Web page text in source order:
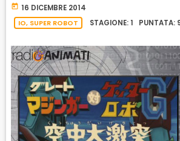
T
E
today 16 DICEMBRE 2014
IO, SUPER ROBOT
STAGIONE: 1 PUNTATA: